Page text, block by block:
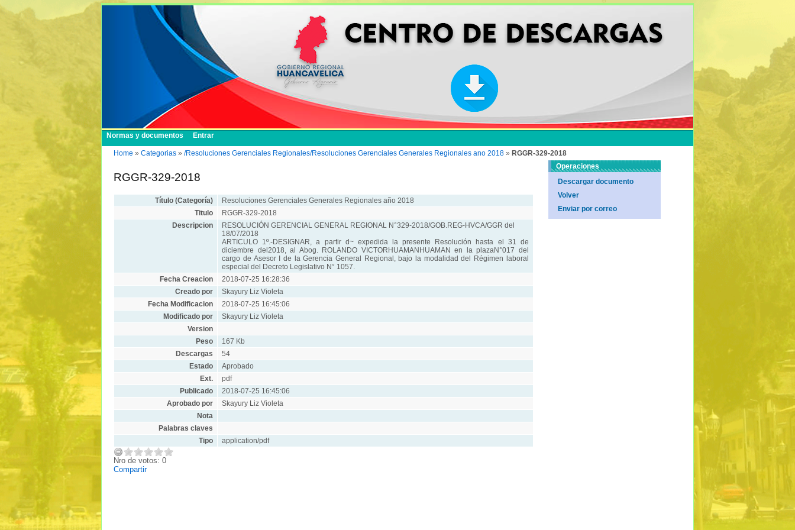
Normas y documentos Entrar
Home » Categorias » /Resoluciones Gerenciales Regionales/Resoluciones Gerenciales Generales Regionales ano 2018 » RGGR-329-2018
RGGR-329-2018
Título (Categoría)
Resoluciones Gerenciales Generales Regionales año 2018
Titulo
RGGR-329-2018
Descripcion
RESOLUCIÓN GERENCIAL GENERAL REGIONAL N°329-2018/GOB.REG-HVCA/GGR del
18/07/2018
ARTICULO 1º.-DESIGNAR, a partir d~ expedida la presente Resolución hasta el 31 de
diciembre del2018, al Abog. ROLANDO VICTORHUAMANHUAMAN en la plazaN°017 del
cargo de Asesor I de la Gerencia General Regional, bajo la modalidad del Régimen laboral
especial del Decreto Legislativo N° 1057.
Fecha Creacion
2018-07-25 16:28:36
Creado por
Skayury Liz Violeta
Fecha Modificacion
2018-07-25 16:45:06
Modificado por
Skayury Liz Violeta
Version
Peso
167 Kb
Descargas
54
Estado
Aprobado
Ext.
pdf
Publicado
2018-07-25 16:45:06
Aprobado por
Skayury Liz Violeta
Nota
Palabras claves
Tipo
application/pdf
Nro de votos: 0
Compartir
Operaciones
Descargar documento
Volver
Enviar por correo